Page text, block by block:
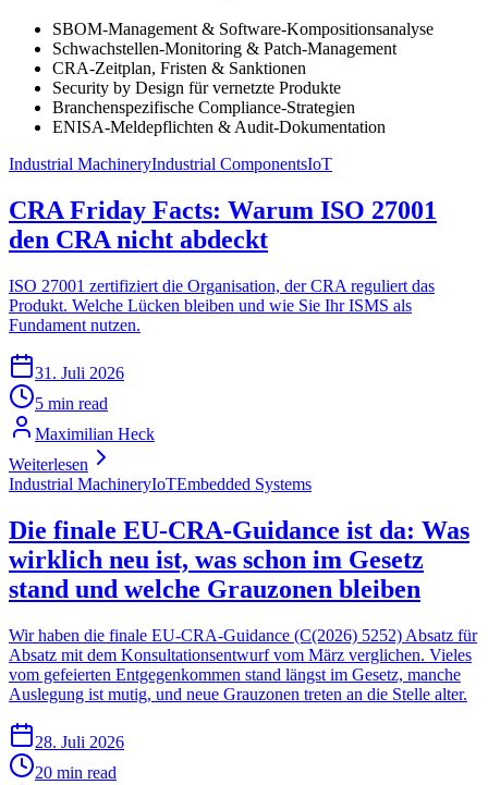
SBOM-Management & Software-Kompositionsanalyse
Schwachstellen-Monitoring & Patch-Management
CRA-Zeitplan, Fristen & Sanktionen
Security by Design für vernetzte Produkte
Branchenspezifische Compliance-Strategien
ENISA-Meldepflichten & Audit-Dokumentation
Industrial MachineryIndustrial ComponentsIoT
CRA Friday Facts: Warum ISO 27001
den CRA nicht abdeckt
ISO 27001 zertifiziert die Organisation, der CRA reguliert das
Produkt. Welche Lücken bleiben und wie Sie Ihr ISMS als
Fundament nutzen.
31. Juli 2026
5 min read
Maximilian Heck
Weiterlesen
Industrial MachineryIoTEmbedded Systems
Die finale EU-CRA-Guidance ist da: Was
wirklich neu ist, was schon im Gesetz
stand und welche Grauzonen bleiben
Wir haben die finale EU-CRA-Guidance (C(2026) 5252) Absatz für
Absatz mit dem Konsultationsentwurf vom März verglichen. Vieles
vom gefeierten Entgegenkommen stand längst im Gesetz, manche
Auslegung ist mutig, und neue Grauzonen treten an die Stelle alter.
28. Juli 2026
20 min read